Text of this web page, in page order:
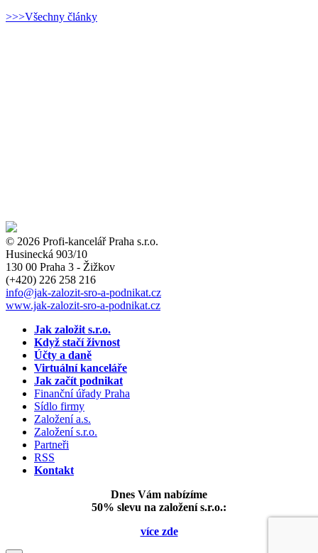
>>>Všechny články
© 2026 Profi-kancelář Praha s.r.o.
Husinecká 903/10
130 00 Praha 3 - Žižkov
(+420) 226 258 216
info@jak-zalozit-sro-a-podnikat.cz
www.jak-zalozit-sro-a-podnikat.cz
Jak založit s.r.o.
Když stačí živnost
Účty a daně
Virtuální kanceláře
Jak začít podnikat
Finanční úřady Praha
Sídlo firmy
Založení a.s.
Založení s.r.o.
Partneři
RSS
Kontakt
Dnes Vám nabízíme
50% slevu na založení s.r.o.:
více zde